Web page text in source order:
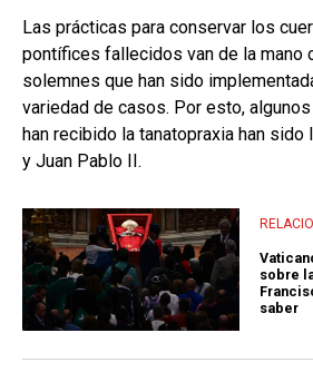
Las prácticas para conservar los
pontífices fallecidos van de la mano
solemnes que han sido
variedad de casos. Por esto,
han recibido la tanatopraxia han sido
y Juan Pablo II.
sobre
saber